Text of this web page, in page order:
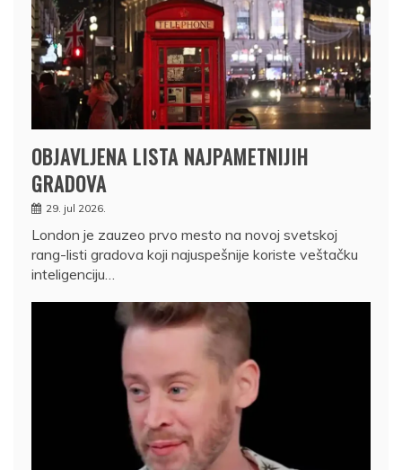
OBJAVLJENA LISTA NAJPAMETNIJIH
GRADOVA
29. jul 2026.
London je zauzeo prvo mesto na novoj svetskoj
rang-listi gradova koji najuspešnije koriste veštačku
inteligenciju…